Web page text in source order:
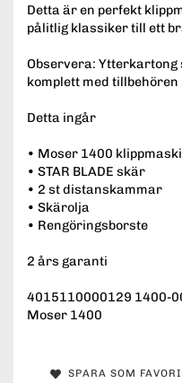
Detta är en perfekt
pålitlig klassiker till ett
Observera:
komplett med tillbehören
Detta ingår
• Moser 1400
• STAR BLADE skär
• 2 st distanskammar
• Skärolja
• Rengöringsborste
2 års garanti
4015110000129 1400-
Moser 1400
SPARA SOM